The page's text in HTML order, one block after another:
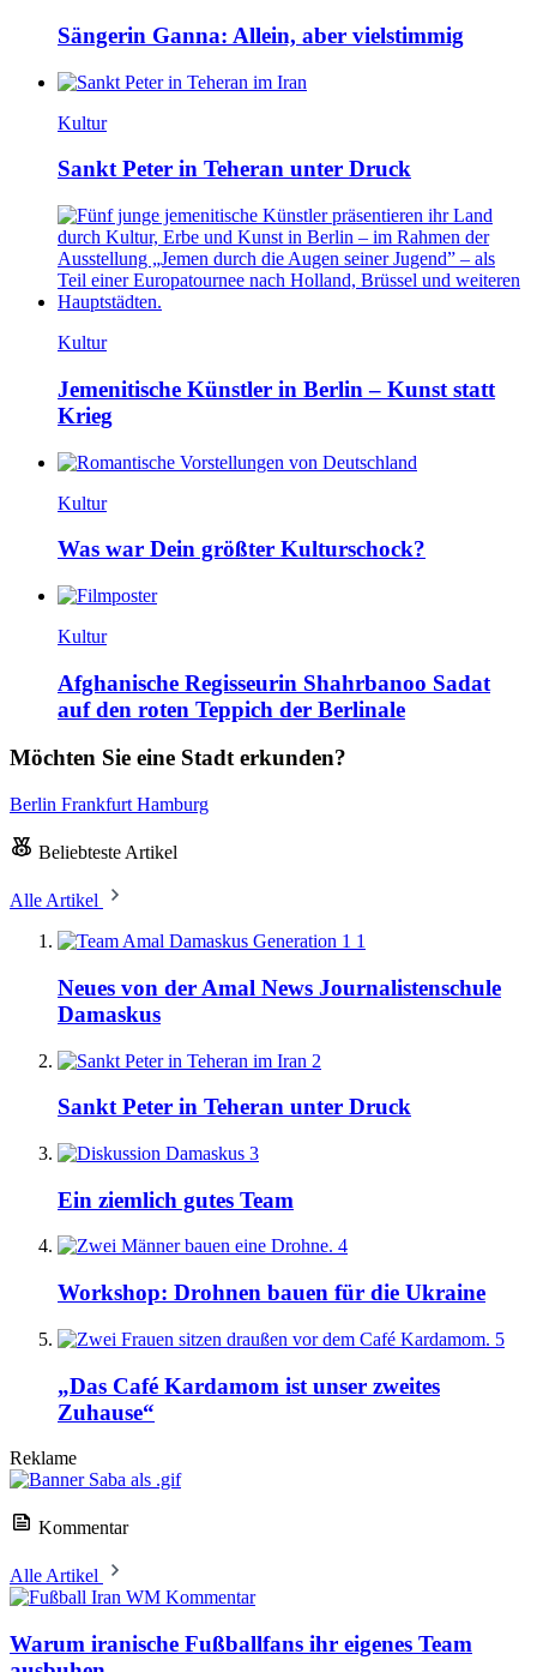
Sängerin Ganna: Allein, aber vielstimmig
Kultur
Sankt Peter in Teheran unter Druck
Kultur
Jemenitische Künstler in Berlin – Kunst statt
Krieg
Kultur
Was war Dein größter Kulturschock?
Kultur
Afghanische Regisseurin Shahrbanoo Sadat
auf den roten Teppich der Berlinale
Möchten Sie eine Stadt erkunden?
Berlin Frankfurt Hamburg
Beliebteste Artikel
Alle Artikel
1
Neues von der Amal News Journalistenschule
Damaskus
2
Sankt Peter in Teheran unter Druck
3
Ein ziemlich gutes Team
4
Workshop: Drohnen bauen für die Ukraine
5
„Das Café Kardamom ist unser zweites
Zuhause“
Reklame
Kommentar
Alle Artikel
Kommentar
Warum iranische Fußballfans ihr eigenes Team